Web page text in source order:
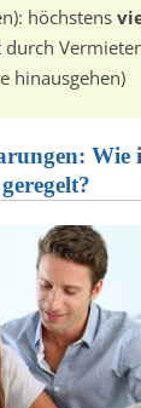
höchstens
durch
hinausgehen)
Wie